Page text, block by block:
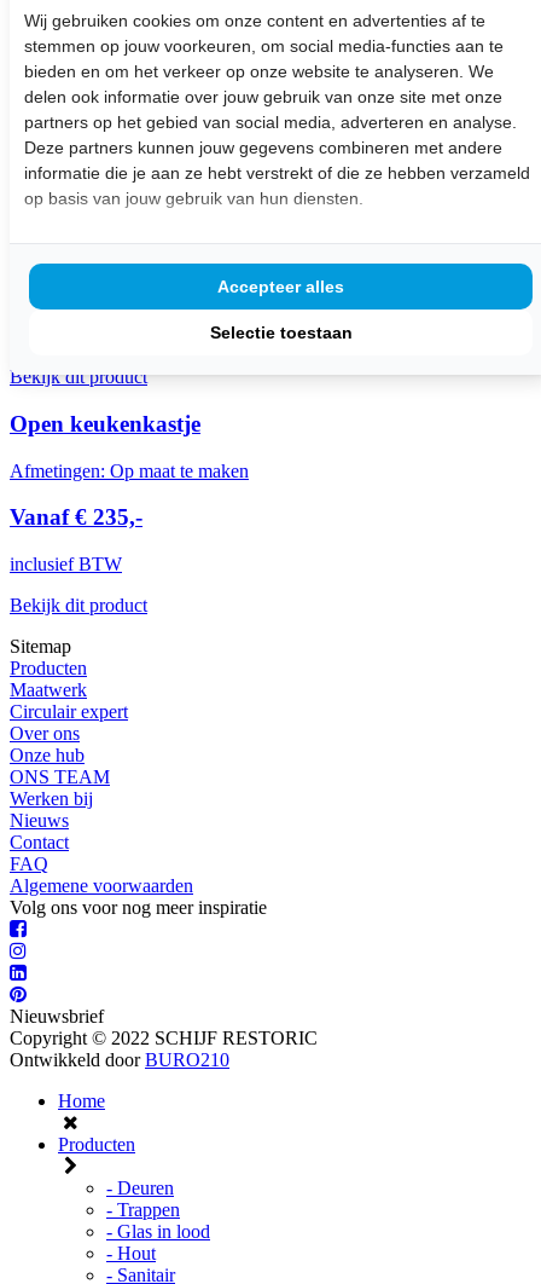
Wij leveren maatwerk
producten uit eigen meubelmakerij
Bezorging aan huis
Gratisop te halen in de winkel (dinsdag t/m zaterdag
geopend )
Klanten beoordelen ons met een4,7/5,0
Uitgelichte Producten
Kast van oude deuren
Afmetingen: Op maat te maken
Bekijk dit product
Open keukenkastje
Afmetingen: Op maat te maken
Vanaf € 235,-
inclusief BTW
Bekijk dit product
Sitemap
Producten
Maatwerk
Circulair expert
Over ons
Onze hub
ONS TEAM
Werken bij
Nieuws
Contact
FAQ
Algemene voorwaarden
Volg ons voor nog meer inspiratie
Nieuwsbrief
Copyright © 2022 SCHIJF RESTORIC
Ontwikkeld doorBURO210
Home
Producten
- Deuren
- Trappen
- Glas in lood
- Hout
- Sanitair
Wij gebruiken cookies om onze content en advertenties af te
stemmen op jouw voorkeuren, om social media-functies aan te
bieden en om het verkeer op onze website te analyseren. We
delen ook informatie over jouw gebruik van onze site met onze
partners op het gebied van social media, adverteren en analyse.
Deze partners kunnen jouw gegevens combineren met andere
informatie die je aan ze hebt verstrekt of die ze hebben verzameld
op basis van jouw gebruik van hun diensten.
Selectie toestaan
Accepteer alles